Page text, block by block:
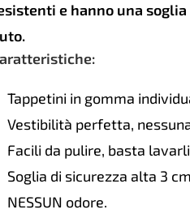
e hanno una
Tappetini in gomma
Vestibilità perfetta,
Facili da pulire, basta
Soglia di sicurezza alta 3
NESSUN odore.